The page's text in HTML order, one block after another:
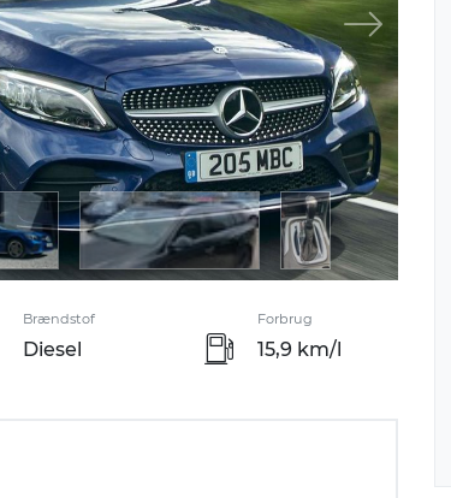
Brændstof
Diesel
Forbrug
15,9 km/l